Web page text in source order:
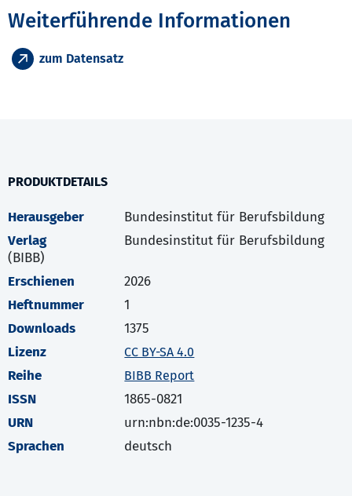
Weiterführende Informationen
zum Datensatz
PRODUKTDETAILS
Herausgeber
Bundesinstitut für Berufsbildung
Verlag
Bundesinstitut für Berufsbildung
(BIBB)
Erschienen
2026
Heftnummer
1
Downloads
1375
Lizenz
CC BY-SA 4.0
Reihe BIBB Report
ISSN
1865-0821
URN
urn:nbn:de:0035-1235-4
Sprachen
deutsch